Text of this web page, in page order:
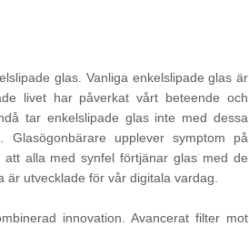
glas. Vanliga enkelslipade glas är
livet har påverkat vårt beteende och
tar enkelslipade glas inte med dessa
Glasögonbärare upplever symptom på
att alla med synfel förtjänar glas med de
är utvecklade för vår digitala vardag.
innovation. Avancerat filter mot